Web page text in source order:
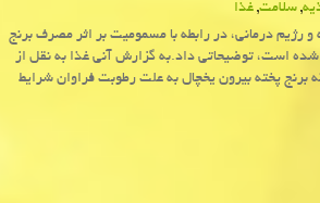
, سلامت, غذا
درمانی، در رابطه با مسمومیت بر اثر مصرف برنج
است، توضیحاتی داد.به گزارش آنی غذا به نقل از
برنج پخته بیرون یخچال به علت رطوبت فراوان شرایط